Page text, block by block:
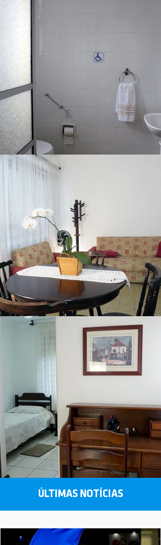
ÚLTIMAS NOTÍCIAS